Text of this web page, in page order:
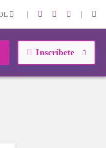
| |
Inscríbete